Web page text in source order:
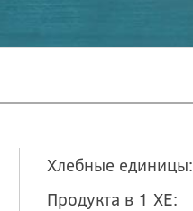
Хлебные единицы:
Продукта в 1 ХЕ: